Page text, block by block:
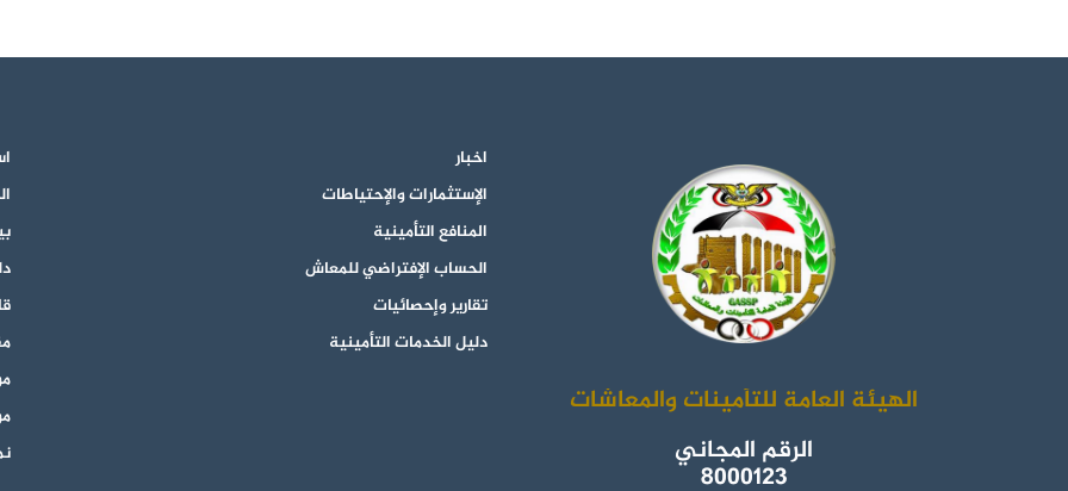
الهيئة العامة للتأمينات والمعاشات
الرقم المجاني
8000123
اخبار
الإستثمارات والإحتياطات
المنافع التأمينية
الحساب الإفتراضي للمعاش
تقارير وإحصائيات
دليل الخدمات التأمينية